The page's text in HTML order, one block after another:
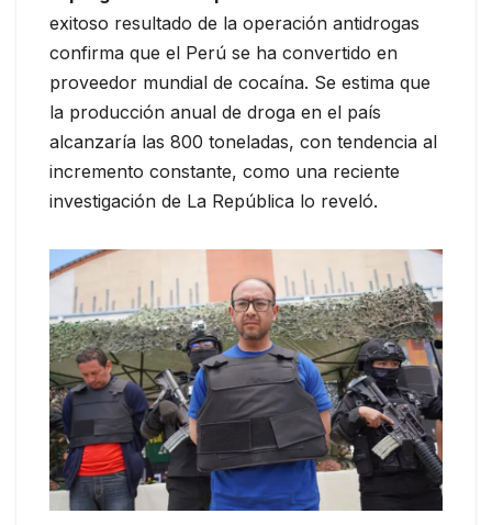
exitoso resultado de la operación antidrogas
confirma que el Perú se ha convertido en
proveedor mundial de cocaína. Se estima que
la producción anual de droga en el país
alcanzaría las 800 toneladas, con tendencia al
incremento constante, como una reciente
investigación de La República lo reveló.